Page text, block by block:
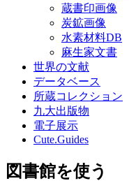
蔵書印画像
炭鉱画像
水素材料DB
麻生家文書
世界の文献
データベース
所蔵コレクション
九大出版物
電子展示
Cute.Guides
図書館を使う